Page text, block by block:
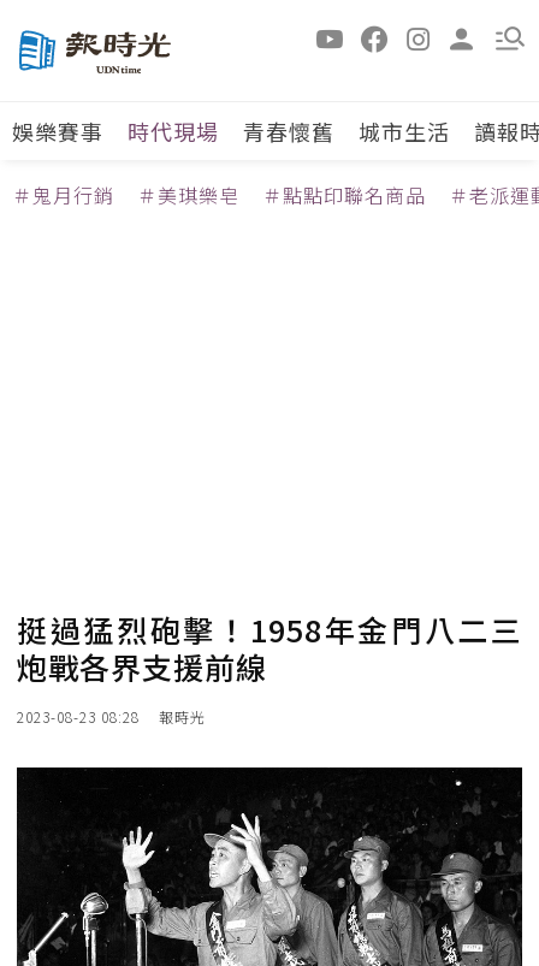
娛樂賽事 時代現場 青春懷舊 城市生活 讀報
＃鬼月行銷 ＃美琪樂皂 ＃點點印聯名商品 ＃老派運
挺過猛烈砲擊！1958年金門八二三
炮戰各界支援前線
2023-08-23 08:28 報時光